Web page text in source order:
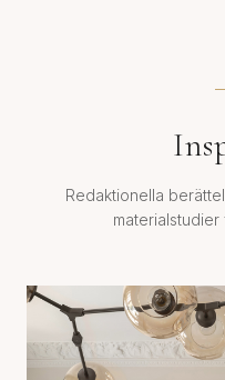
Redaktionella